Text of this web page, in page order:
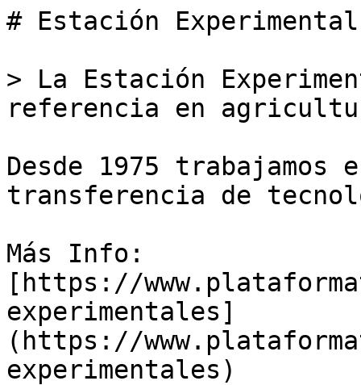
# Estación
> La Estación
referencia en
Desde 1975
transferencia de
Más Info:
[https://
experimentales]
(https://
experimentales)